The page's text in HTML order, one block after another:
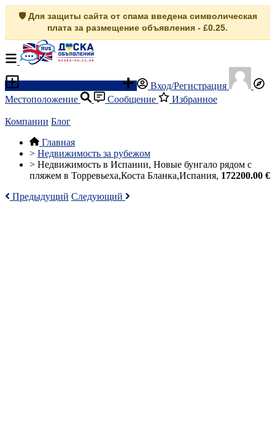
🛡️ Для защиты сайта от спама введена символическая
плата за размещение объявления - £0.25.
Вход/Регистрация
Местоположение
Сообщение Избранное
Компании Блог
Главная
> Недвижимость за рубежом
> Недвижимость в Испании, Новые бунгало рядом с
пляжем в Торревьеха,Коста Бланка,Испания, 172200.00 €
Предыдущий Следующий